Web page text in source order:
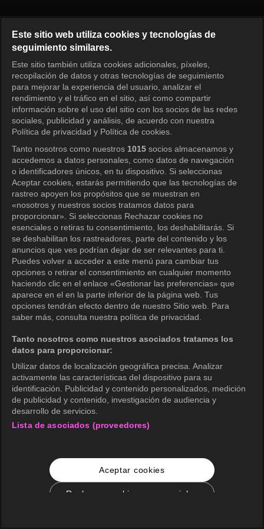
Iniciar sesión
Este sitio web utiliza cookies y tecnologías de
seguimiento similares.
Este sitio también utiliza cookies adicionales, píxeles,
recopilación de datos y otras tecnologías de seguimiento
para mejorar la experiencia del usuario, analizar el
rendimiento y el tráfico en el sitio, así como compartir
información sobre el uso del sitio con los socios de las redes
sociales, publicidad y análisis, de acuerdo con nuestra
Política de privacidad y Política de cookies.
Tanto nosotros como nuestros 1015 socios almacenamos y
accedemos a datos personales, como datos de navegación
o identificadores únicos, en tu dispositivo. Si seleccionas
Aceptar cookies, estarás permitiendo que las tecnologías de
rastreo apoyen los propósitos que se muestran en
«nosotros y nuestros socios tratamos datos para
proporcionar». Si seleccionas Rechazar cookies no
esenciales o retiras tu consentimiento, los deshabilitarás. Si
se deshabilitan los rastreadores, parte del contenido y los
anuncios que ves podrían dejar de ser relevantes para ti.
Puedes volver a acceder a este menú para cambiar tus
opciones o retirar el consentimiento en cualquier momento
haciendo clic en el enlace «Gestionar las preferencias» que
aparece en el en la parte inferior de la página web. Tus
opciones tendrán efecto dentro de nuestro Sitio web. Para
saber más, consulta nuestra política de privacidad.
Tanto nosotros como nuestros asociados tratamos los
datos para proporcionar:
Utilizar datos de localización geográfica precisa. Analizar
activamente las características del dispositivo para su
identificación. Publicidad y contenido personalizados, medición
de publicidad y contenido, investigación de audiencia y
desarrollo de servicios.
Lista de asociados (proveedores)
Aceptar cookies
Rechazar cookies no esenciales